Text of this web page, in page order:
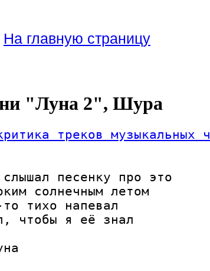
На главную страницу
"Луна 2", Шура
треков музыкальных
песенку про это
солнечным летом
тихо напевал
чтобы я её знал